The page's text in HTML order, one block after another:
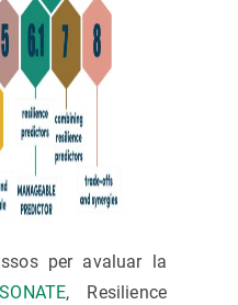
per avaluar la
, Resilience